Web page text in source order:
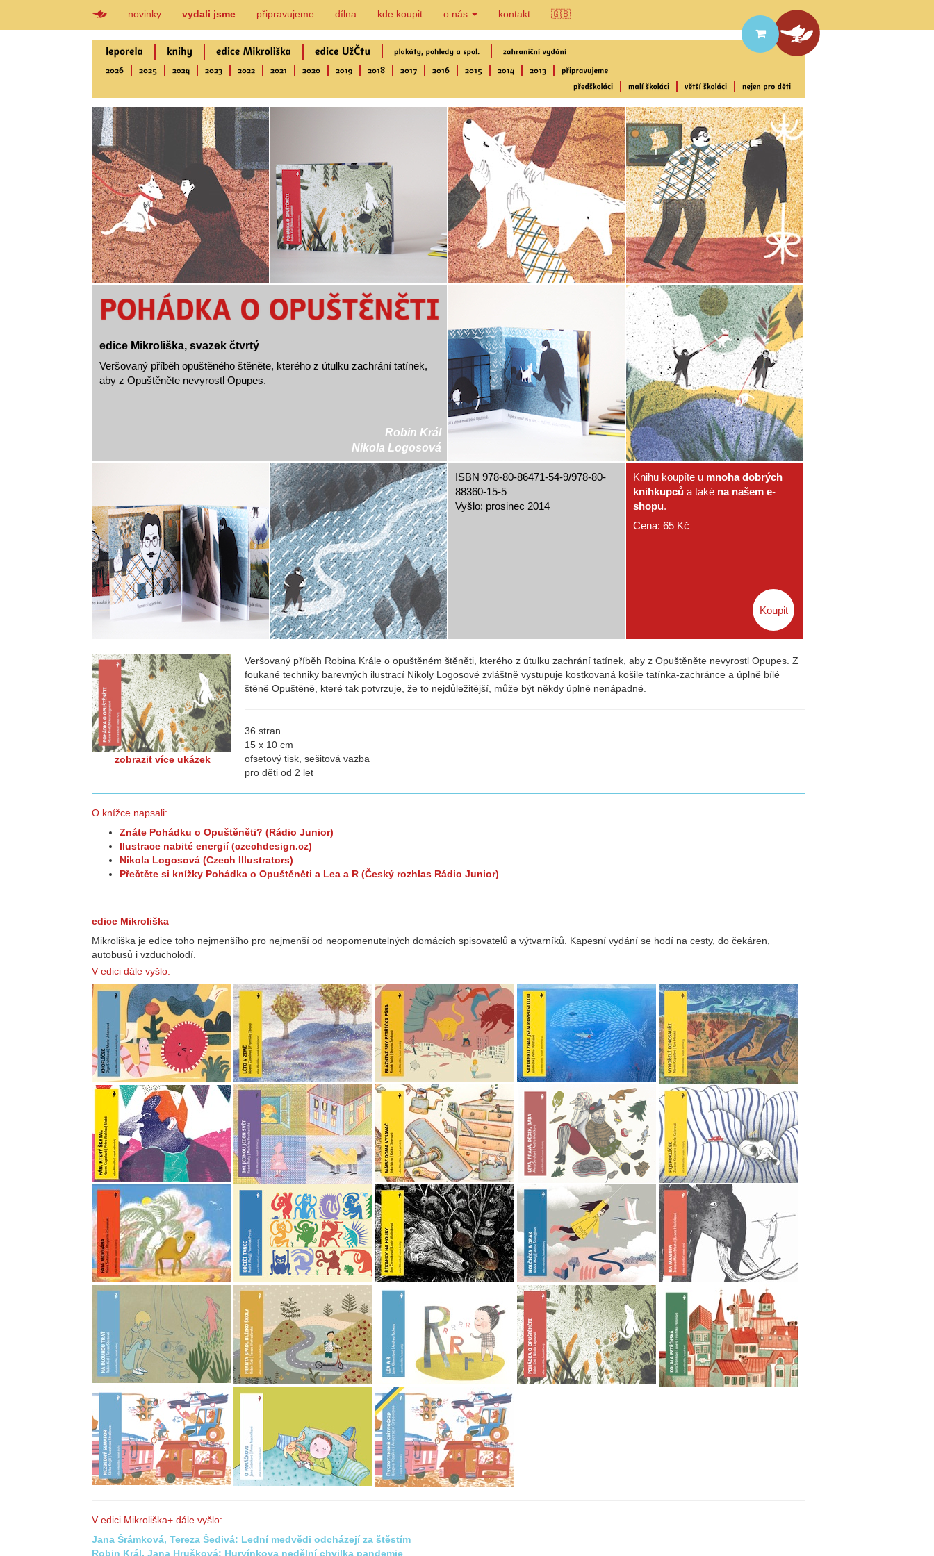
novinky vydali jsme připravujeme dílna kde koupit o nás kontakt 🇬🇧
edice Mikroliška, svazek čtvrtý
Veršovaný příběh opuštěného štěněte, kterého z útulku zachrání tatínek,
aby z Opuštěněte nevyrostl Opupes.
Robin Král
Nikola Logosová
ISBN 978-80-86471-54-9/978-80-
88360-15-5
Vyšlo: prosinec 2014
Knihu koupíte u mnoha dobrých
knihkupců a také na našem e-
shopu.
Cena: 65 Kč
Koupit
zobrazit více ukázek
Veršovaný příběh Robina Krále o opuštěném štěněti, kterého z útulku zachrání tatínek, aby z Opuštěněte nevyrostl Opupes. Z
foukané techniky barevných ilustrací Nikoly Logosové zvláštně vystupuje kostkovaná košile tatínka-zachránce a úplně bílé
štěně Opuštěně, které tak potvrzuje, že to nejdůležitější, může být někdy úplně nenápadné.
36 stran
15 x 10 cm
ofsetový tisk, sešitová vazba
pro děti od 2 let
O knížce napsali:
Znáte Pohádku o Opuštěněti? (Rádio Junior)
Ilustrace nabité energií (czechdesign.cz)
Nikola Logosová (Czech Illustrators)
Přečtěte si knížky Pohádka o Opuštěněti a Lea a R (Český rozhlas Rádio Junior)
edice Mikroliška
Mikroliška je edice toho nejmenšího pro nejmenší od neopomenutelných domácích spisovatelů a výtvarníků. Kapesní vydání se hodí na cesty, do čekáren,
autobusů i vzducholodí.
V edici dále vyšlo:
V edici Mikroliška+ dále vyšlo:
Jana Šrámková, Tereza Šedivá: Lední medvědi odcházejí za štěstím
Robin Král, Jana Hrušková: Hurvínkova nedělní chvilka pandemie